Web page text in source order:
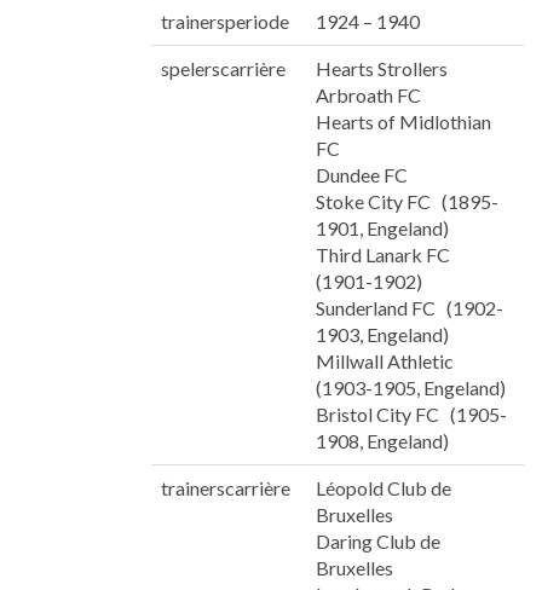
trainersperiode 1924 – 1940
spelerscarrière
Hearts Strollers
Arbroath FC
Hearts of Midlothian
FC
Dundee FC
Stoke City FC (1895-
1901, Engeland)
Third Lanark FC
(1901-1902)
Sunderland FC (1902-
1903, Engeland)
Millwall Athletic
(1903-1905, Engeland)
Bristol City FC (1905-
1908, Engeland)
trainerscarrière
Léopold Club de
Bruxelles
Daring Club de
Bruxelles